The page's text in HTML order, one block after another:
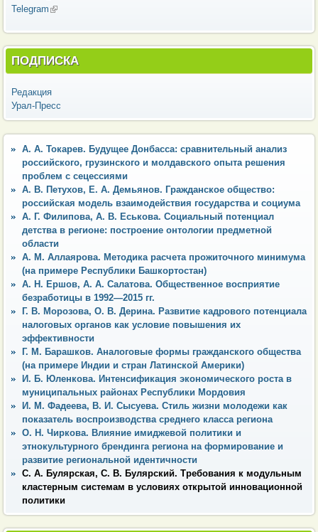
Telegram (внешняя ссылка)
ПОДПИСКА
Редакция
Урал-Пресс
А. А. Токарев. Будущее Донбасса: сравнительный анализ
российского, грузинского и молдавского опыта решения
проблем с сецессиями
А. В. Петухов, Е. А. Демьянов. Гражданское общество:
российская модель взаимодействия государства и социума
А. Г. Филипова, А. В. Еськова. Социальный потенциал
детства в регионе: построение онтологии предметной
области
А. М. Аллаярова. Методика расчета прожиточного минимума
(на примере Республики Башкортостан)
А. Н. Ершов, А. А. Салатова. Общественное восприятие
безработицы в 1992—2015 гг.
Г. В. Морозова, О. В. Дерина. Развитие кадрового потенциала
налоговых органов как условие повышения их
эффективности
Г. М. Барашков. Аналоговые формы гражданского общества
(на примере Индии и стран Латинской Америки)
И. Б. Юленкова. Интенсификация экономического роста в
муниципальных районах Республики Мордовия
И. М. Фадеева, В. И. Сысуева. Стиль жизни молодежи как
показатель воспроизводства среднего класса региона
О. Н. Чиркова. Влияние имиджевой политики и
этнокультурного брендинга региона на формирование и
развитие региональной идентичности
С. А. Булярская, С. В. Булярский. Требования к модульным
кластерным системам в условиях открытой инновационной
политики